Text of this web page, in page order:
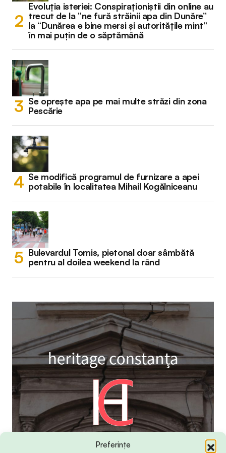
Preferințe
Evoluția isteriei: Conspiraționiștii din online au
trecut de la “ne fură străinii apa din Dunăre”
la “Dunărea e bine mersi și autoritățile mint”
în mai puțin de o săptămână
Se oprește apa pe mai multe străzi din zona
Pescărie
Se modifică programul de furnizare a apei
potabile în localitatea Mihail Kogălniceanu
Bulevardul Tomis, pietonal doar sâmbătă
pentru al doilea weekend la rând